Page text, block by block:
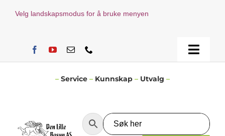
Velg landskapsmodus for å bruke menyen
Toggle
– Service – Kunnskap – Utvalg –